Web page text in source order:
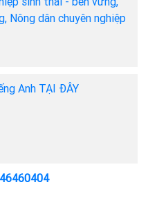
Nông dân chuyên nghiệp
Anh TẠI ĐÂY